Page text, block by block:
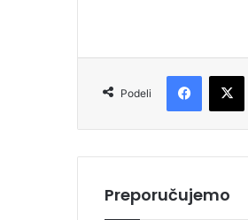
Podeli
Preporučujemo